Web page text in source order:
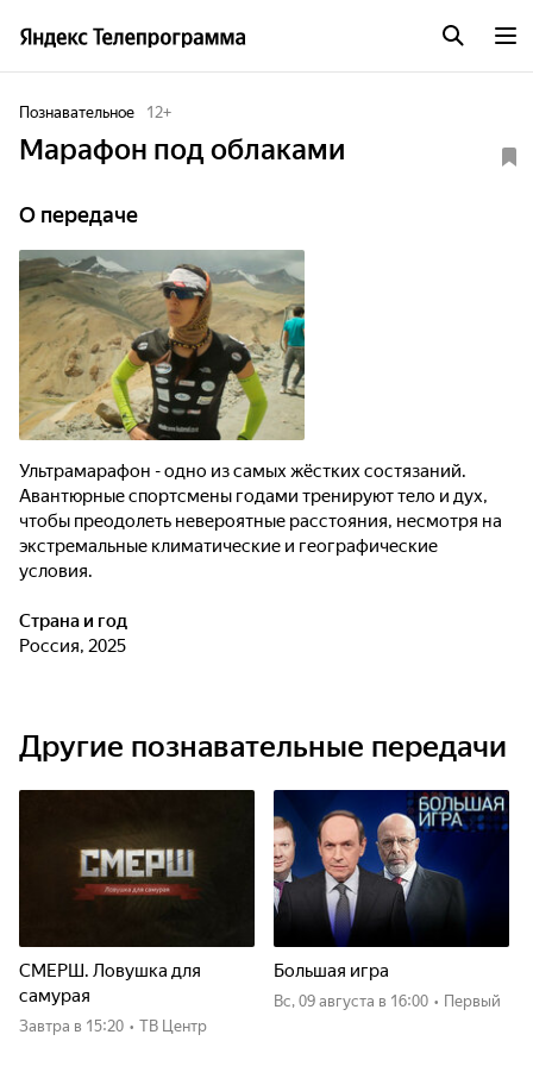
Познавательное 12+
Марафон под облаками
О передаче
Ультрамарафон - одно из самых жёстких состязаний.
Авантюрные спортсмены годами тренируют тело и дух,
чтобы преодолеть невероятные расстояния, несмотря на
экстремальные климатические и географические
условия.
Страна и год
Россия, 2025
Другие познавательные передачи
СМЕРШ. Ловушка для
самурая
Завтра в 15:20 • ТВ Центр
Большая игра
вс, 09 августа в 16:00 • Первый